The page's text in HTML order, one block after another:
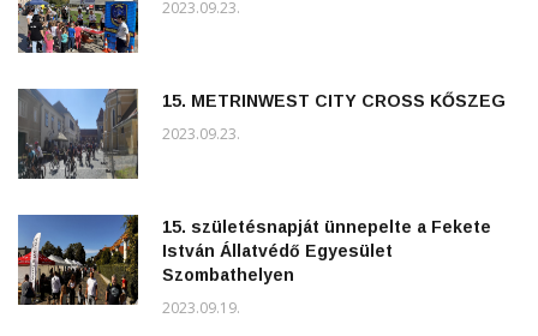
2023.09.23.
15. METRINWEST CITY CROSS KŐSZEG
2023.09.23.
15. születésnapját ünnepelte a Fekete
István Állatvédő Egyesület
Szombathelyen
2023.09.19.